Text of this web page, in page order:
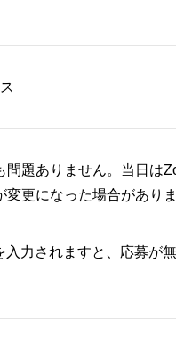
題ありません。当日は
更になった場合があり
力されますと、応募が無